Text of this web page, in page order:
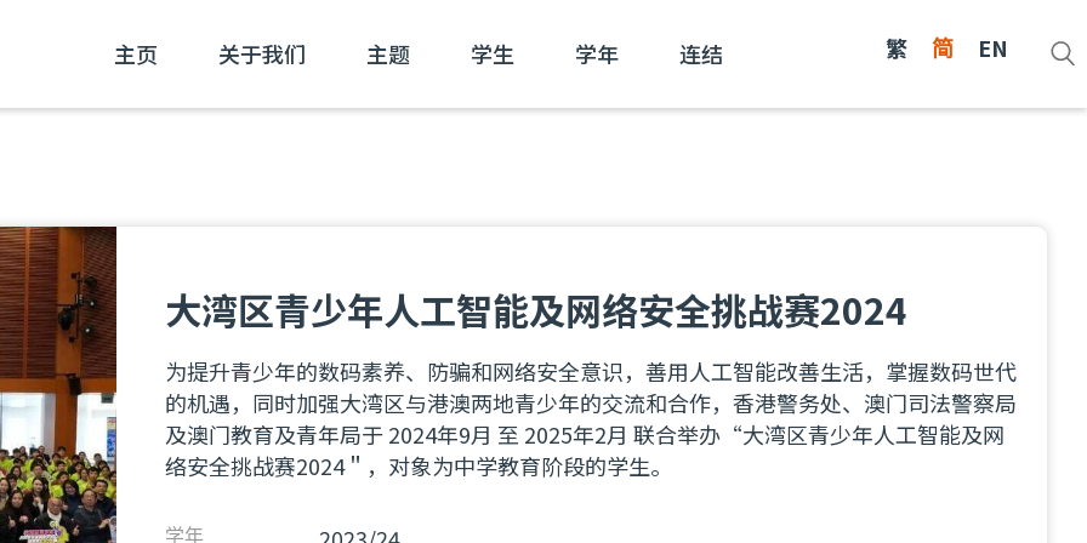
主页 关于我们 主题 学生 学年 连结 繁 简 EN
大湾区青少年人工智能及网络安全挑战赛2024
为提升青少年的数码素养、防骗和网络安全意识，善用人工智能改善生活，掌握数码世代
的机遇，同时加强大湾区与港澳两地青少年的交流和合作，香港警务处、澳门司法警察局
及澳门教育及青年局于 2024年9月 至 2025年2月 联合举办“大湾区青少年人工智能及网
络安全挑战赛2024＂，对象为中学教育阶段的学生。
学年